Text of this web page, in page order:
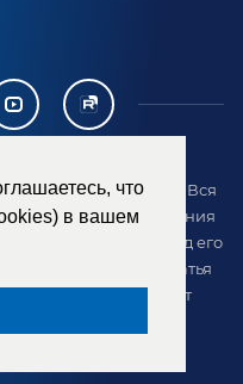
что
в вашем
Все права защищены. Вся
в целях предоставления
с товаром перед его
офертой (статья
может отличаться от
на сайте.